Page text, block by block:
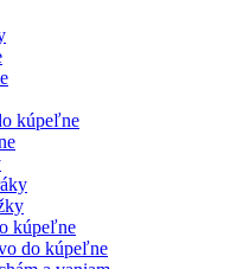
kúpeľne
kúpeľne
do kúpeľne